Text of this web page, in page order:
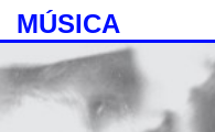
MÚSICA